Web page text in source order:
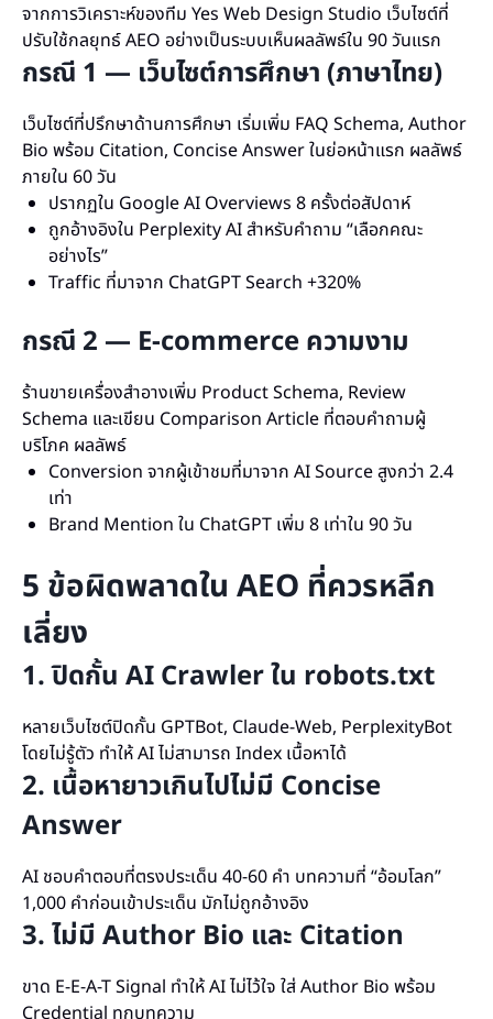
จากการวิเคราะห์ของทีม Yes Web Design Studio เว็บไซต์ที่
ปรับใช้กลยุทธ์ AEO อย่างเป็นระบบเห็นผลลัพธ์ใน 90 วันแรก
กรณี 1 — เว็บไซต์การศึกษา (ภาษาไทย)
เว็บไซต์ที่ปรึกษาด้านการศึกษา เริ่มเพิ่ม FAQ Schema, Author
Bio พร้อม Citation, Concise Answer ในย่อหน้าแรก ผลลัพธ์
ภายใน 60 วัน
ปรากฏใน Google AI Overviews 8 ครั้งต่อสัปดาห์
ถูกอ้างอิงใน Perplexity AI สำหรับคำถาม “เลือกคณะ
อย่างไร”
Traffic ที่มาจาก ChatGPT Search +320%
กรณี 2 — E-commerce ความงาม
ร้านขายเครื่องสำอางเพิ่ม Product Schema, Review
Schema และเขียน Comparison Article ที่ตอบคำถามผู้
บริโภค ผลลัพธ์
Conversion จากผู้เข้าชมที่มาจาก AI Source สูงกว่า 2.4
เท่า
Brand Mention ใน ChatGPT เพิ่ม 8 เท่าใน 90 วัน
5 ข้อผิดพลาดใน AEO ที่ควรหลีก
เลี่ยง
1. ปิดกั้น AI Crawler ใน robots.txt
หลายเว็บไซต์ปิดกั้น GPTBot, Claude-Web, PerplexityBot
โดยไม่รู้ตัว ทำให้ AI ไม่สามารถ Index เนื้อหาได้
2. เนื้อหายาวเกินไปไม่มี Concise
Answer
AI ชอบคำตอบที่ตรงประเด็น 40-60 คำ บทความที่ “อ้อมโลก”
1,000 คำก่อนเข้าประเด็น มักไม่ถูกอ้างอิง
3. ไม่มี Author Bio และ Citation
ขาด E-E-A-T Signal ทำให้ AI ไม่ไว้ใจ ใส่ Author Bio พร้อม
Credential ทุกบทความ